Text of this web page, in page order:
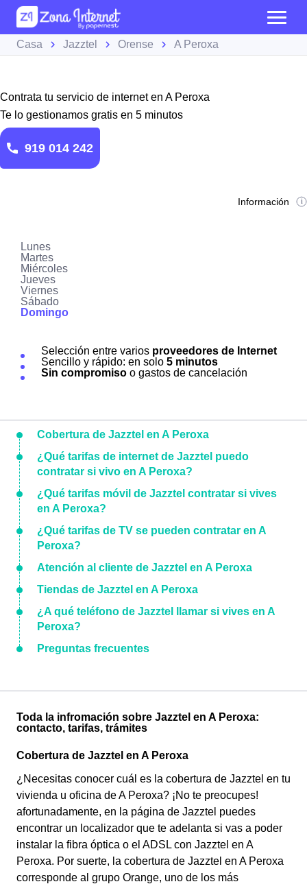
Casa Jazztel Orense A Peroxa
Contrata tu servicio de internet en A Peroxa
Te lo gestionamos gratis en 5 minutos
919 014 242
Información
Lunes
Martes
Miércoles
Jueves
Viernes
Sábado
Domingo
Selección entre varios proveedores de Internet
Sencillo y rápido: en solo 5 minutos
Sin compromiso o gastos de cancelación
Cobertura de Jazztel en A Peroxa
¿Qué tarifas de internet de Jazztel puedo
contratar si vivo en A Peroxa?
¿Qué tarifas móvil de Jazztel contratar si vives
en A Peroxa?
¿Qué tarifas de TV se pueden contratar en A
Peroxa?
Atención al cliente de Jazztel en A Peroxa
Tiendas de Jazztel en A Peroxa
¿A qué teléfono de Jazztel llamar si vives en A
Peroxa?
Preguntas frecuentes
Toda la infromación sobre Jazztel en A Peroxa:
contacto, tarifas, trámites
Cobertura de Jazztel en A Peroxa
¿Necesitas conocer cuál es la cobertura de Jazztel en tu
vivienda u oficina de A Peroxa? ¡No te preocupes!
afortunadamente, en la página de Jazztel puedes
encontrar un localizador que te adelanta si vas a poder
instalar la fibra óptica o el ADSL con Jazztel en A
Peroxa. Por suerte, la cobertura de Jazztel en A Peroxa
corresponde al grupo Orange, uno de los más